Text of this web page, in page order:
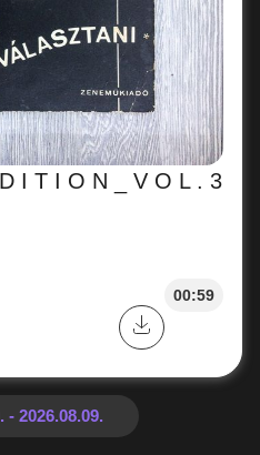
I T I O N _ V O L . 3
00:59